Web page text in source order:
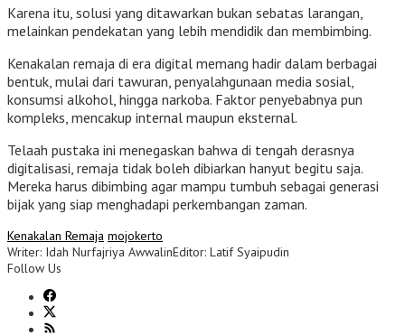
Karena itu, solusi yang ditawarkan bukan sebatas larangan,
melainkan pendekatan yang lebih mendidik dan membimbing.
Kenakalan remaja di era digital memang hadir dalam berbagai
bentuk, mulai dari tawuran, penyalahgunaan media sosial,
konsumsi alkohol, hingga narkoba. Faktor penyebabnya pun
kompleks, mencakup internal maupun eksternal.
Telaah pustaka ini menegaskan bahwa di tengah derasnya
digitalisasi, remaja tidak boleh dibiarkan hanyut begitu saja.
Mereka harus dibimbing agar mampu tumbuh sebagai generasi
bijak yang siap menghadapi perkembangan zaman.
Kenakalan Remaja mojokerto
Writer: Idah Nurfajriya AwwalinEditor: Latif Syaipudin
Follow Us